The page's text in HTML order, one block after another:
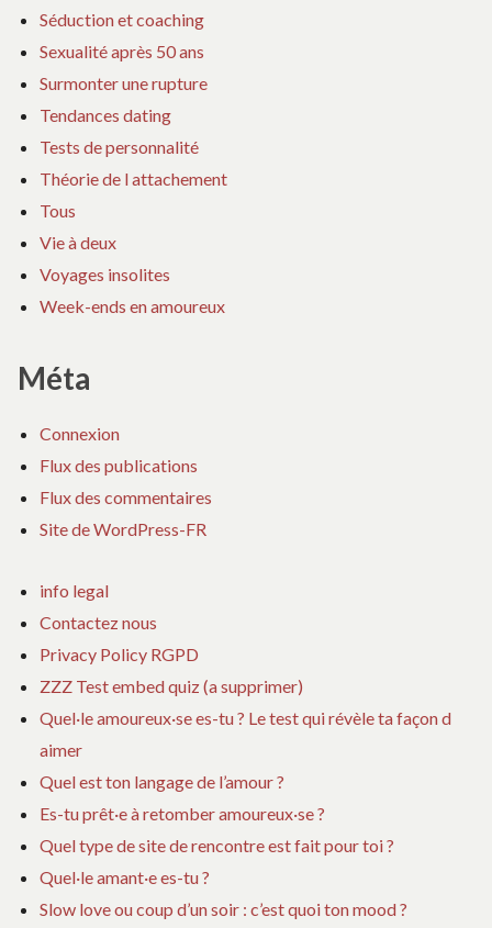
Séduction et coaching
Sexualité après 50 ans
Surmonter une rupture
Tendances dating
Tests de personnalité
Théorie de l attachement
Tous
Vie à deux
Voyages insolites
Week-ends en amoureux
Méta
Connexion
Flux des publications
Flux des commentaires
Site de WordPress-FR
info legal
Contactez nous
Privacy Policy RGPD
ZZZ Test embed quiz (a supprimer)
Quel·le amoureux·se es-tu ? Le test qui révèle ta façon d
aimer
Quel est ton langage de l’amour ?
Es-tu prêt·e à retomber amoureux·se ?
Quel type de site de rencontre est fait pour toi ?
Quel·le amant·e es-tu ?
Slow love ou coup d’un soir : c’est quoi ton mood ?